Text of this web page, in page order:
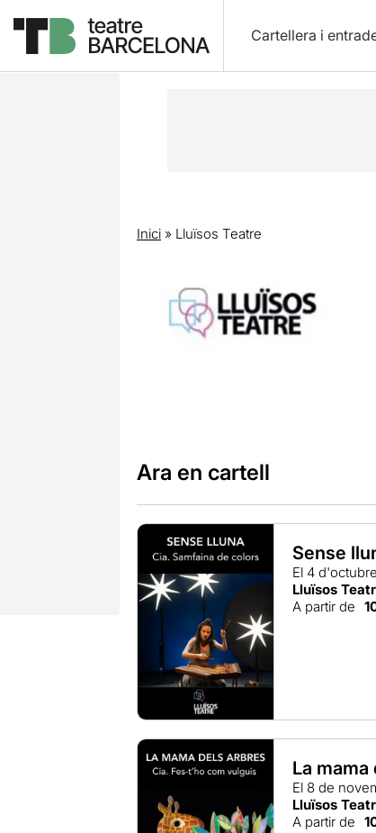
Cartellera i
Inici» Lluïsos Teatre
Ara en cartell
Sense
El 4
Lluïsos
A partir de
La
El 8 de
Lluïsos
A partir de